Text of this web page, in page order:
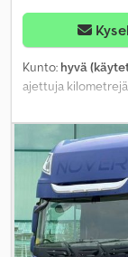
Kunto: hyvä
ajettuja
18 000 kg,
päästöluokka:
Varusteet:
ABS,
ilmastointi,